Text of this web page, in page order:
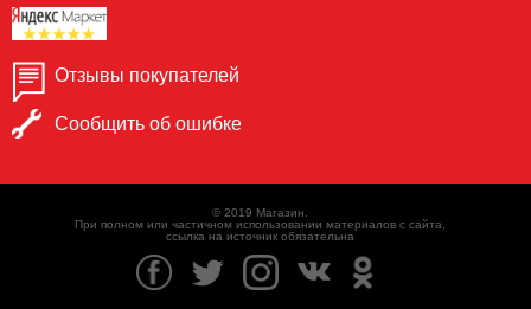
Отзывы покупателей
Сообщить об ошибке
© 2019 Магазин.
При полном или частичном использовании материалов с сайта,
ссылка на источник обязательна